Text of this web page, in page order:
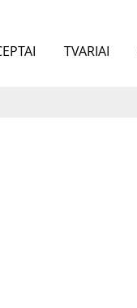
TVARIAI